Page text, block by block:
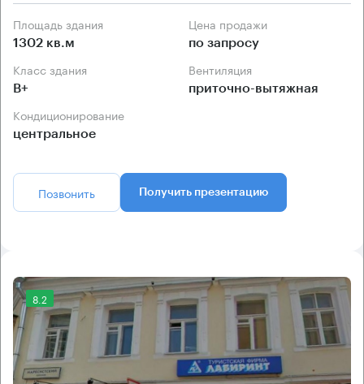
Площадь здания
1302 кв.м
Цена продажи
по запросу
Класс здания
B+
Вентиляция
приточно-вытяжная
Кондиционирование
центральное
Позвонить Получить презентацию
8.2